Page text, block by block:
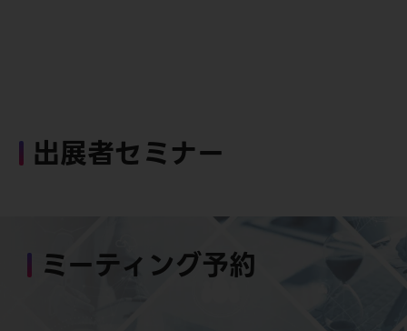
出展者セミナー
ミーティング予約